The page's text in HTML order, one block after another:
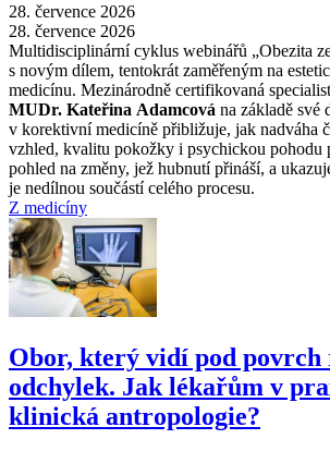
28. července 2026
28. července 2026
Multidisciplinární cyklus webinářů „Obezita
s novým dílem, tentokrát zaměřeným na
medicínu. Mezinárodně certifikovaná
MUDr. Kateřina Adamcová na základě své
v korektivní medicíně přibližuje, jak nadváha
vzhled, kvalitu pokožky i psychickou pohodu
pohled na změny, jež hubnutí přináší, a
je nedílnou součástí celého procesu.
Z medicíny
Obor, který vidí pod povrch
odchylek. Jak lékařům v
klinická antropologie?